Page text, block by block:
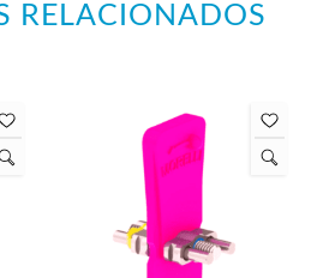
RELACIONADOS